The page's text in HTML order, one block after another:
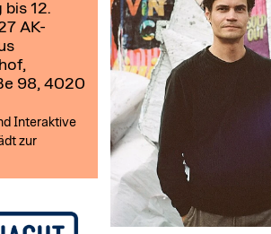
12.
AK-
98, 4020
Interaktive
zur